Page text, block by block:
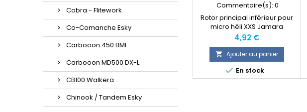
Cobra - Flitework
Co-Comanche Esky
Carbooon 450 BMI
Carbooon MD500 DX-L
CB100 Walkera
Chinook / Tandem Esky
Commentaire(s): 0
Rotor principal inférieur pour
micro héli XXS Jamara
Prix
4,92 €
 Ajouter au panier
 En stock